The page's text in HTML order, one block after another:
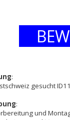
:
gesucht
:
und